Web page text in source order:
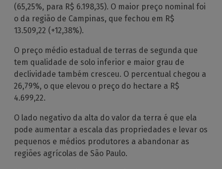
(65,25%, para R$ 6.198,35). O maior preço nominal foi
o da região de Campinas, que fechou em R$
13.509,22 (+12,38%).
O preço médio estadual de terras de segunda que
tem qualidade de solo inferior e maior grau de
declividade também cresceu. O percentual chegou a
26,79%, o que elevou o preço do hectare a R$
4.699,22.
O lado negativo da alta do valor da terra é que ela
pode aumentar a escala das propriedades e levar os
pequenos e médios produtores a abandonar as
regiões agrícolas de São Paulo.